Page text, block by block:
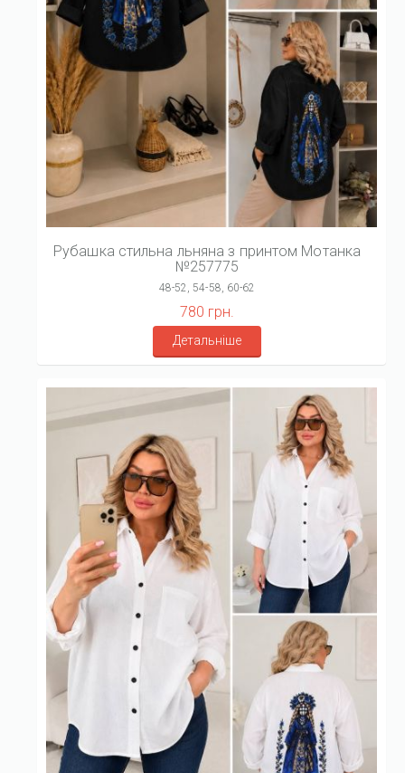
Рубашка стильна льняна з принтом Мотанка
№257775
48-52, 54-58, 60-62
780 грн.
Детальніше